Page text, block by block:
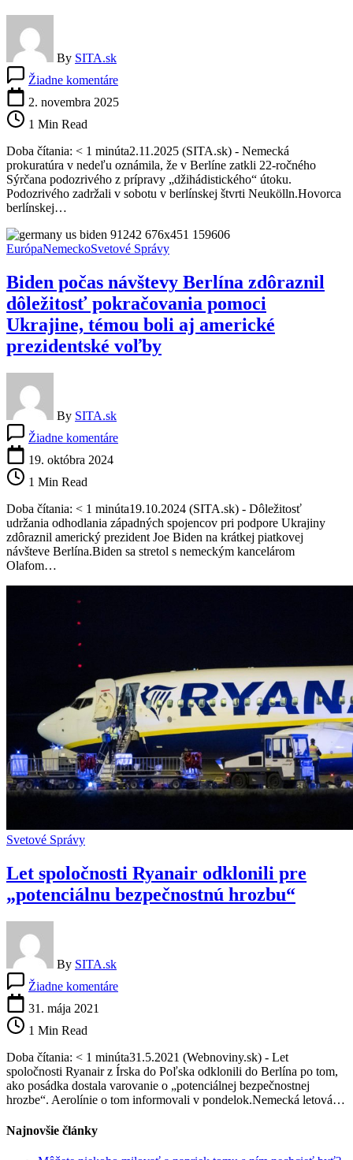
By SITA.sk
Žiadne komentárePolícia
odvrátila
Berlíne
2. novembra 2025
1 Min Read
Doba čítania: < 1 minúta2.11.2025 (SITA.sk) - Nemecká
prokuratúra v nedeľu oznámila, že v Berlíne zatkli 22-ročného
Sýrčana podozrivého z prípravy „džihádistického“ útoku.
Podozrivého zadržali v sobotu v berlínskej štvrti Neukölln.Hovorca
berlínskej…
EurópaNemeckoSvetové Správy
Biden počas návštevy Berlína zdôraznil
dôležitosť pokračovania pomoci
Ukrajine, témou boli aj americké
prezidentské voľby
By SITA.sk
Žiadne komentáreBiden
dôležitosť
pokračovania
pomoci
Ukrajine,
boli
19. októbra 2024
1 Min Read
Doba čítania: < 1 minúta19.10.2024 (SITA.sk) - Dôležitosť
udržania odhodlania západných spojencov pri podpore Ukrajiny
zdôraznil americký prezident Joe Biden na krátkej piatkovej
návšteve Berlína.Biden sa stretol s nemeckým kancelárom
Olafom…
Svetové Správy
Let spoločnosti Ryanair odklonili pre
„potenciálnu bezpečnostnú hrozbu“
By SITA.sk
Žiadne komentáreLet
„potenciálnu
bezpečnostnú
hrozbu“
31. mája 2021
1 Min Read
Doba čítania: < 1 minúta31.5.2021 (Webnoviny.sk) - Let
spoločnosti Ryanair z Írska do Poľska odklonili do Berlína po tom,
ako posádka dostala varovanie o „potenciálnej bezpečnostnej
hrozbe“. Aerolínie o tom informovali v pondelok.Nemecká letová…
Najnovšie články